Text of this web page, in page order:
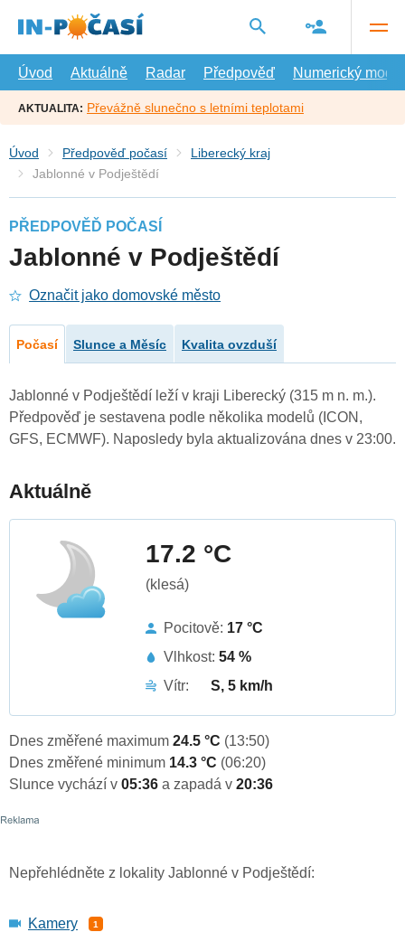
hlavní
Úvod
Aktuálně Radar Předpověď Numerický model
AKTUALITA: Převážně slunečno s letními teplotami
Úvod Předpověď počasí
Liberecký kraj
Jablonné v Podještědí
PŘEDPOVĚĎ POČASÍ
Jablonné v Podještědí
Označit jako domovské město
Počasí Slunce a Měsíc Kvalita ovzduší
Jablonné v Podještědí leží v kraji Liberecký (315 m n. m.).
Předpověď je sestavena podle několika modelů (ICON,
GFS, ECMWF). Naposledy byla aktualizována dnes v 23:00.
Aktuálně
17.2 °C
(klesá)
Pocitově: 17 °C
Vlhkost: 54 %
Vítr:
S, 5 km/h
Dnes změřené maximum 24.5 °C (13:50)
Dnes změřené minimum 14.3 °C (06:20)
Slunce vychází v 05:36 a zapadá v 20:36
Nepřehlédněte z lokality Jablonné v Podještědí:
Kamery 1